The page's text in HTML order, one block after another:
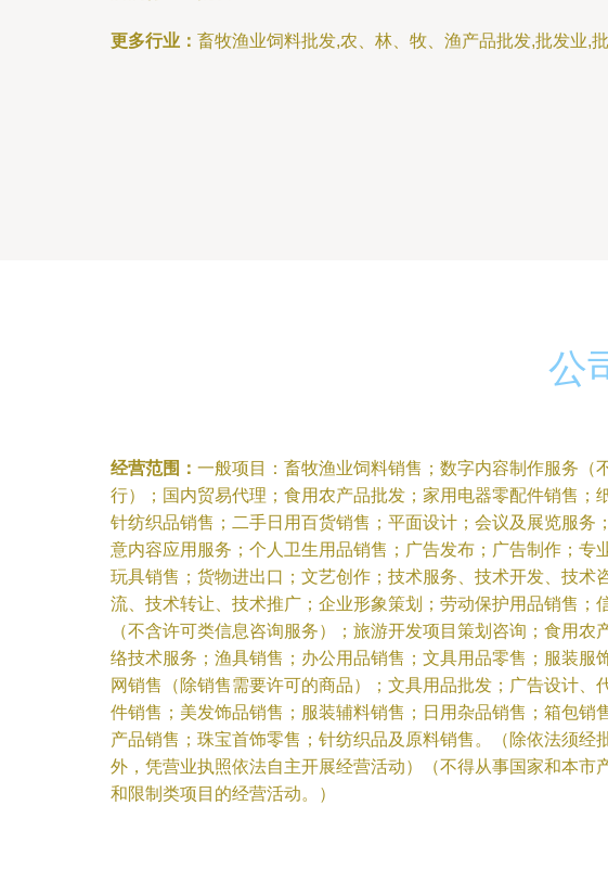
更多行业： 畜牧渔业饲料批发,农、林、牧、渔产品批发,批发业,
公
经营范围： 一般项目：畜牧渔业饲料销售；数字内容制作服务（
行）；国内贸易代理；食用农产品批发；家用电器零配件销售；
针纺织品销售；二手日用百货销售；平面设计；会议及展览服务
意内容应用服务；个人卫生用品销售；广告发布；广告制作；专
玩具销售；货物进出口；文艺创作；技术服务、技术开发、技术
流、技术转让、技术推广；企业形象策划；劳动保护用品销售；
（不含许可类信息咨询服务）；旅游开发项目策划咨询；食用农
络技术服务；渔具销售；办公用品销售；文具用品零售；服装服
网销售（除销售需要许可的商品）；文具用品批发；广告设计、
件销售；美发饰品销售；服装辅料销售；日用杂品销售；箱包销
产品销售；珠宝首饰零售；针纺织品及原料销售。（除依法须经
外，凭营业执照依法自主开展经营活动）（不得从事国家和本市
和限制类项目的经营活动。）